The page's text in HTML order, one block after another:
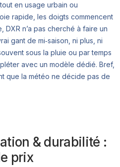
en usage urbain ou
rapide, les doigts commencent
DXR n’a pas cherché à faire un
gant de mi‑saison, ni plus, ni
sous la pluie ou par temps
avec un modèle dédié. Bref,
que la météo ne décide pas de
& durabilité :
prix